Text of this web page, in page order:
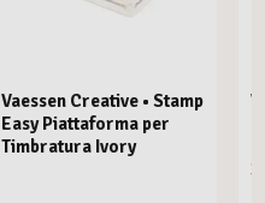
Vaessen Creative • Stamp
Easy Piattaforma per
Timbratura Ivory